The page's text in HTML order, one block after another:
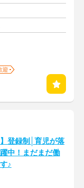
迎
登録制│育児が落
中！まだまだ働
♪